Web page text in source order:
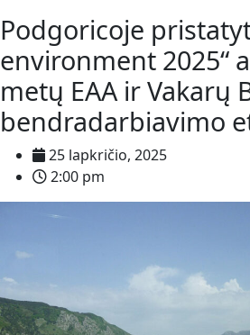
Podgoricoje
environment 2025“
metų EAA ir Vakarų
bendradarbiavimo
25 lapkričio, 2025
2:00 pm